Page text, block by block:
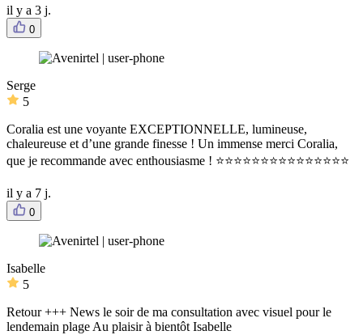
il y a 3 j.
0
Serge
5
Coralia est une voyante EXCEPTIONNELLE, lumineuse,
chaleureuse et d’une grande finesse ! Un immense merci Coralia,
que je recommande avec enthousiasme ! ⭐⭐⭐⭐⭐⭐⭐⭐⭐⭐⭐⭐⭐⭐⭐
il y a 7 j.
0
Isabelle
5
Retour +++ News le soir de ma consultation avec visuel pour le
lendemain plage Au plaisir à bientôt Isabelle